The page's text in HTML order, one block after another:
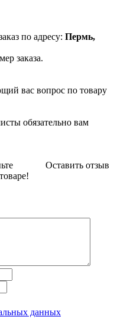
по адресу: Пермь,
заказа.
вас вопрос по товару
обязательно вам
Оставить отзыв
данных